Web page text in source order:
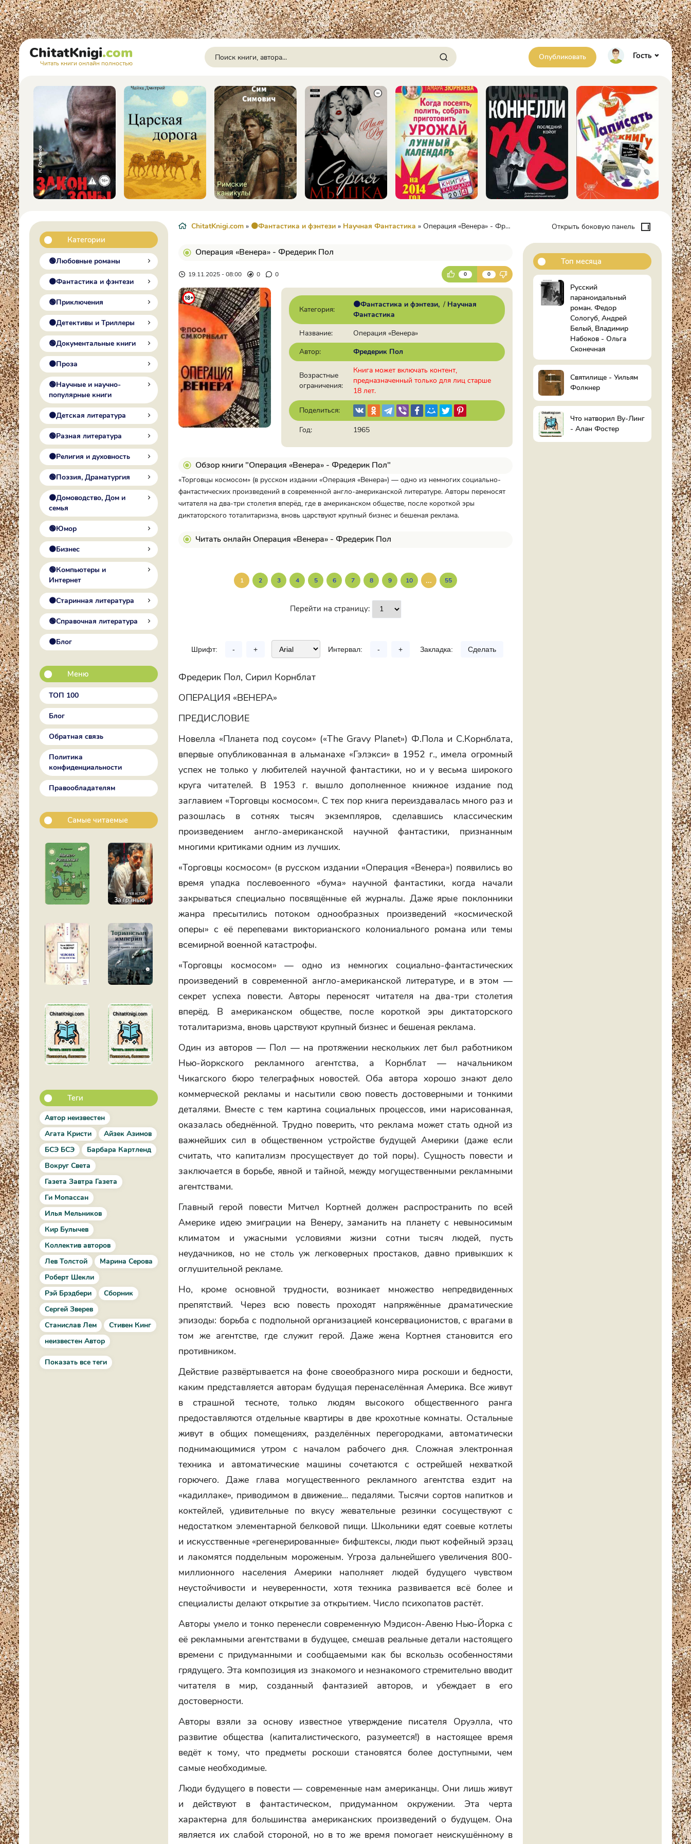
ChitatKnigi.com
Читать книги онлайн полностью
Опубликовать Гость
Категории
🟢Любовные романы
🟠Фантастика и фэнтези
🟢Приключения
🟠Детективы и Триллеры
🟢Документальные книги
🟠Проза
🟢Научные и научно-
популярные книги
🟠Детская литература
🟢Разная литература
🟠Религия и духовность
🟢Поэзия, Драматургия
🟠Домоводство, Дом и
семья
🟢Юмор
🟠Бизнес
🟢Компьютеры и
Интернет
🟠Старинная литература
🟢Справочная литература
🟠Блог
Меню
ТОП 100
Блог
Обратная связь
Политика
конфиденциальности
Правообладателям
Самые читаемые
Теги
Автор неизвестен
Агата Кристи
Айзек Азимов
БСЭ БСЭ
Барбара Картленд
Вокруг Света
Газета Завтра Газета
Ги Мопассан
Илья Мельников
Кир Булычев
Коллектив авторов
Лев Толстой
Марина Серова
Роберт Шекли
Рэй Брэдбери
Сборник
Сергей Зверев
Станислав Лем
Стивен Кинг
неизвестен Автор
Показать все теги
ChitatKnigi.com » 🟠Фантастика и фэнтези » Научная Фантастика » Операция «Венера» - Фредерик Пол
Операция «Венера» - Фредерик Пол
19.11.2025 - 08:00 0 0 0 0
Категория:
🟠Фантастика и фэнтези / Научная
Фантастика
Название:
Операция «Венера»
Автор:
Фредерик Пол
Возрастные
ограничения:
Книга может включать контент,
предназначенный только для лиц старше
18 лет.
Поделиться:
Год:
1965
Обзор книги "Операция «Венера» - Фредерик Пол"
«Торговцы космосом» (в русском издании «Операция «Венера») — одно из немногих социально-
фантастических произведений в современной англо-американской литературе. Авторы переносят
читателя на два-три столетия вперёд, где в американском обществе, после короткой эры
диктаторского тоталитаризма, вновь царствуют крупный бизнес и бешеная реклама.
Читать онлайн Операция «Венера» - Фредерик Пол
1 2 3 4 5 6 7 8 9 10 ... 55
Перейти на страницу:
Шрифт: - + Интервал: - + Закладка: Сделать
Фредерик Пол, Сирил Корнблат
ОПЕРАЦИЯ «ВЕНЕРА»
ПРЕДИСЛОВИЕ
Новелла «Планета под соусом» («The Gravy Planet») Ф.Пола и С.Корнблата,
впервые опубликованная в альманахе «Гэлэкси» в 1952 г., имела огромный
успех не только у любителей научной фантастики, но и у весьма широкого
круга читателей. В 1953 г. вышло дополненное книжное издание под
заглавием «Торговцы космосом». С тех пор книга переиздавалась много раз и
разошлась в сотнях тысяч экземпляров, сделавшись классическим
произведением англо-американской научной фантастики, признанным
многими критиками одним из лучших.
«Торговцы космосом» (в русском издании «Операция «Венера») появились во
время упадка послевоенного «бума» научной фантастики, когда начали
закрываться специально посвящённые ей журналы. Даже ярые поклонники
жанра пресытились потоком однообразных произведений «космической
оперы» с её перепевами викторианского колониального романа или темы
всемирной военной катастрофы.
«Торговцы космосом» — одно из немногих социально-фантастических
произведений в современной англо-американской литературе, и в этом —
секрет успеха повести. Авторы переносят читателя на два-три столетия
вперёд. В американском обществе, после короткой эры диктаторского
тоталитаризма, вновь царствуют крупный бизнес и бешеная реклама.
Один из авторов — Пол — на протяжении нескольких лет был работником
Нью-йоркского рекламного агентства, а Корнблат — начальником
Чикагского бюро телеграфных новостей. Оба автора хорошо знают дело
коммерческой рекламы и насытили свою повесть достоверными и тонкими
деталями. Вместе с тем картина социальных процессов, ими нарисованная,
оказалась обеднённой. Трудно поверить, что реклама может стать одной из
важнейших сил в общественном устройстве будущей Америки (даже если
считать, что капитализм просуществует до той поры). Сущность повести и
заключается в борьбе, явной и тайной, между могущественными рекламными
агентствами.
Главный герой повести Митчел Кортней должен распространить по всей
Америке идею эмиграции на Венеру, заманить на планету с невыносимым
климатом и ужасными условиями жизни сотни тысяч людей, пусть
неудачников, но не столь уж легковерных простаков, давно привыкших к
оглушительной рекламе.
Но, кроме основной трудности, возникает множество непредвиденных
препятствий. Через всю повесть проходят напряжённые драматические
эпизоды: борьба с подпольной организацией консервационистов, с врагами в
том же агентстве, где служит герой. Даже жена Кортнея становится его
противником.
Действие развёртывается на фоне своеобразного мира роскоши и бедности,
каким представляется авторам будущая перенаселённая Америка. Все живут
в страшной тесноте, только людям высокого общественного ранга
предоставляются отдельные квартиры в две крохотные комнаты. Остальные
живут в общих помещениях, разделённых перегородками, автоматически
поднимающимися утром с началом рабочего дня. Сложная электронная
техника и автоматические машины сочетаются с острейшей нехваткой
горючего. Даже глава могущественного рекламного агентства ездит на
«кадиллаке», приводимом в движение… педалями. Тысячи сортов напитков и
коктейлей, удивительные по вкусу жевательные резинки сосуществуют с
недостатком элементарной белковой пищи. Школьники едят соевые котлеты
и искусственные «регенерированные» бифштексы, люди пьют кофейный эрзац
и лакомятся поддельным мороженым. Угроза дальнейшего увеличения 800-
миллионного населения Америки наполняет людей будущего чувством
неустойчивости и неуверенности, хотя техника развивается всё более и
специалисты делают открытие за открытием. Число психопатов растёт.
Авторы умело и тонко перенесли современную Мэдисон-Авеню Нью-Йорка с
её рекламными агентствами в будущее, смешав реальные детали настоящего
времени с придуманными и сообщаемыми как бы вскользь особенностями
грядущего. Эта композиция из знакомого и незнакомого стремительно вводит
читателя в мир, созданный фантазией авторов, и убеждает в его
достоверности.
Авторы взяли за основу известное утверждение писателя Оруэлла, что
развитие общества (капиталистического, разумеется!) в настоящее время
ведёт к тому, что предметы роскоши становятся более доступными, чем
самые необходимые.
Люди будущего в повести — современные нам американцы. Они лишь живут
и действуют в фантастическом, придуманном окружении. Эта черта
характерна для большинства американских произведений о будущем. Она
является их слабой стороной, но в то же время помогает неискушённому в
Открыть боковую панель
Топ месяца
Русский
параноидальный
роман. Федор
Сологуб, Андрей
Белый, Владимир
Набоков - Ольга
Сконечная
Святилище - Уильям
Фолкнер
Что натворил Ву-Линг
- Алан Фостер